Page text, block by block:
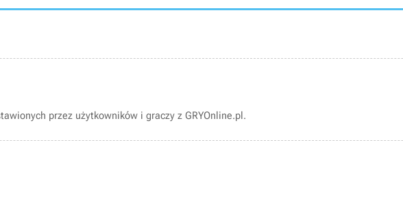
przez użytkowników i graczy z GRYOnline.pl.